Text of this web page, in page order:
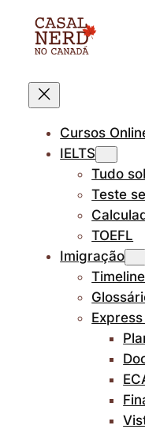
Cursos
IELTS
Tudo
Teste
TOEFL
Imigração
Timeline